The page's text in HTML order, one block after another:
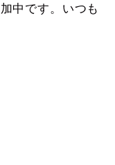
中です。いつも